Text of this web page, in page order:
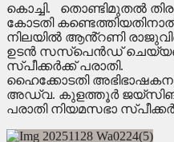
കൊച്ചി. തൊണ്ടിമുതൽ
കോടതി
നിലയിൽ ആൻ്റണി
ഉടൻ സസ്പെൻഡ്
സ്പീക്കർക്ക് പരാതി.
ഹൈക്കോടതി
അഡ്വ. കുളത്തൂർ
പരാതി നിയമസഭാ